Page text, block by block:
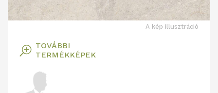
A kép illusztráció
T TOVÁBBI
TERMÉKKÉPEK